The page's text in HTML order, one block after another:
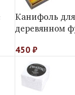
Канифоль
деревянном
450₽